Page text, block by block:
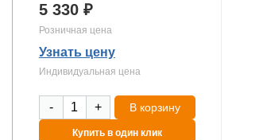
5 330 ₽
Розничная цена
Узнать цену
Индивидуальная цена
- + В корзину
Купить в один клик